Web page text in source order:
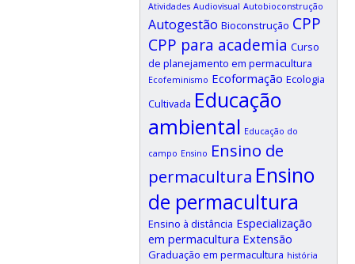
Atividades Audiovisual Autobioconstrução
Autogestão Bioconstrução CPP
CPP para academia Curso
de planejamento em permacultura
Ecofeminismo Ecoformação Ecologia
Cultivada Educação
ambiental Educação do
campo Ensino Ensino de
permacultura Ensino
de permacultura
Ensino à distância Especialização
em permacultura Extensão
Graduação em permacultura história